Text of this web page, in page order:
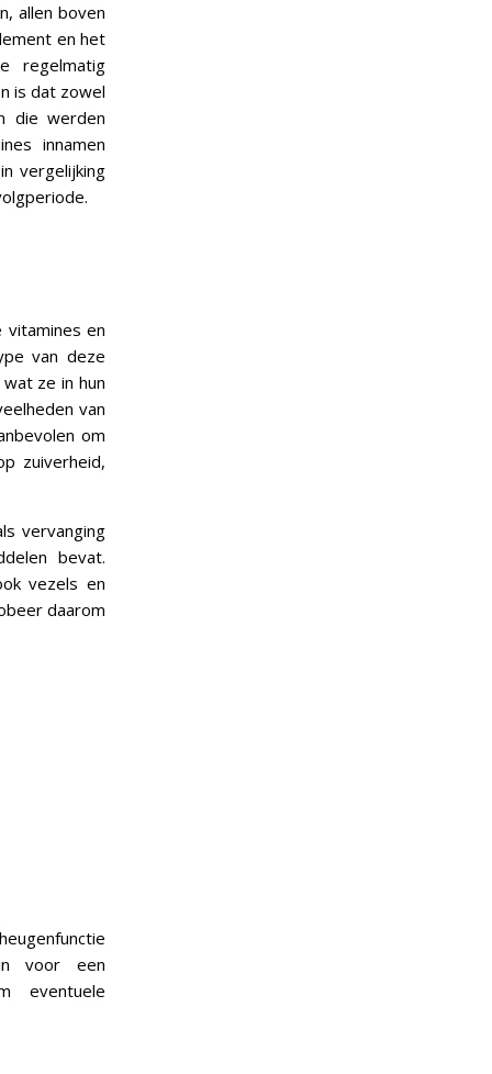
allen boven
en het
regelmatig
is dat zowel
die werden
innamen
vergelijking
vitamines en
van deze
ze in hun
van
om
zuiverheid,
vervanging
bevat.
vezels en
daarom
voor een
eventuele